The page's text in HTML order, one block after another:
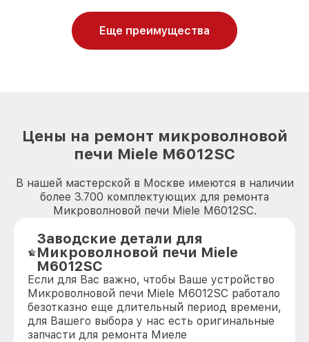
Еще преимущества
Цены на ремонт микроволновой
печи Miele M6012SC
В нашей мастерской в Москве имеются в наличии
более 3.700 комплектующих для ремонта
Микроволновой печи Miele M6012SC.
Заводские детали для
Микроволновой печи Miele
M6012SC
Если для Вас важно, чтобы Ваше устройство
Микроволновой печи Miele M6012SC работало
безотказно еще длительный период времени,
для Вашего выбора у нас есть оригинальные
запчасти для ремонта Миеле